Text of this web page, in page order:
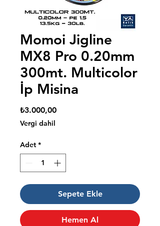
Momoi Jigline
MX8 Pro 0.20mm
300mt. Multicolor
İp Misina
₺3.000,00Fiyat
Vergi dahil
Adet *
Sepete Ekle
Hemen Al